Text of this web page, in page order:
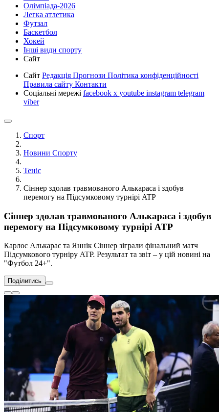
Олімпіада-2026
Легка атлетика
Футзал
Баскетбол
Хокей
Інші види спорту
Сайт
Сайт Редакція Прогнози Політика конфіденційності
Правила сайту Контакти
Соціальні мережі facebook x youtube instagram telegram
viber
Спорт
Новини Спорту
Теніс
Сіннер здолав травмованого Алькараса і здобув
перемогу на Підсумковому турнірі ATP
Сіннер здолав травмованого Алькараса і здобув
перемогу на Підсумковому турнірі ATP
Карлос Алькарас та Яннік Сіннер зіграли фінальний матч
Підсумкового турніру ATP. Результат та звіт – у цій новині на
"Футбол 24+".
Поділитись